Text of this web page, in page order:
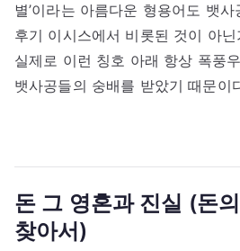
별’이라는 아름다운 형용어도 뱃
후기 이시스에서 비롯된 것이 아
실제로 이런 칭호 아래 항상 폭풍
뱃사공들의 숭배를 받았기 때문이
돈 그 영혼과 진실 (돈
찾아서)